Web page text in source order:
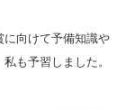
に向けて予備知識や
も予習しました。